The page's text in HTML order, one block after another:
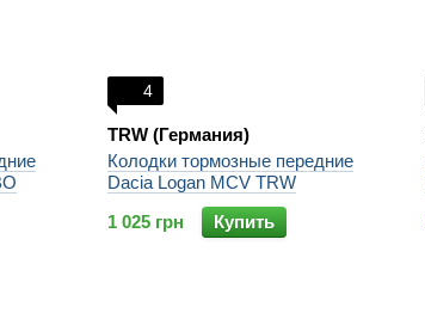
4
TRW (Германия)
Колодки тормозные передние
Dacia Logan MCV TRW
1 025 грн
Купить